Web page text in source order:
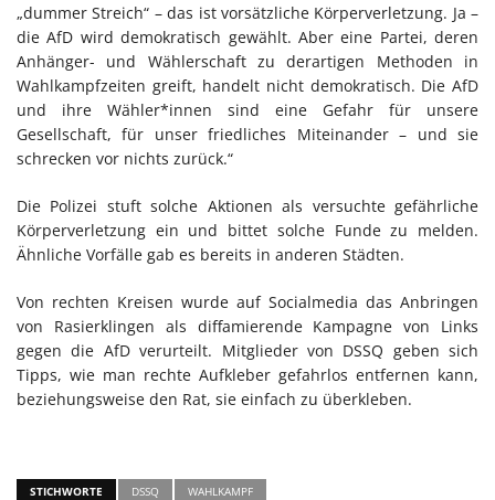
„dummer Streich“ – das ist vorsätzliche Körperverletzung. Ja –
die AfD wird demokratisch gewählt. Aber eine Partei, deren
Anhänger- und Wählerschaft zu derartigen Methoden in
Wahlkampfzeiten greift, handelt nicht demokratisch. Die AfD
und ihre Wähler*innen sind eine Gefahr für unsere
Gesellschaft, für unser friedliches Miteinander – und sie
schrecken vor nichts zurück.“
Die Polizei stuft solche Aktionen als versuchte gefährliche
Körperverletzung ein und bittet solche Funde zu melden.
Ähnliche Vorfälle gab es bereits in anderen Städten.
Von rechten Kreisen wurde auf Socialmedia das Anbringen
von Rasierklingen als diffamierende Kampagne von Links
gegen die AfD verurteilt. Mitglieder von DSSQ geben sich
Tipps, wie man rechte Aufkleber gefahrlos entfernen kann,
beziehungsweise den Rat, sie einfach zu überkleben.
STICHWORTE DSSQ WAHLKAMPF